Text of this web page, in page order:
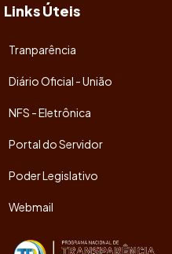
Links Úteis
Tranparência
Diário Oficial - União
NFS - Eletrônica
Portal do Servidor
Poder Legislativo
Webmail